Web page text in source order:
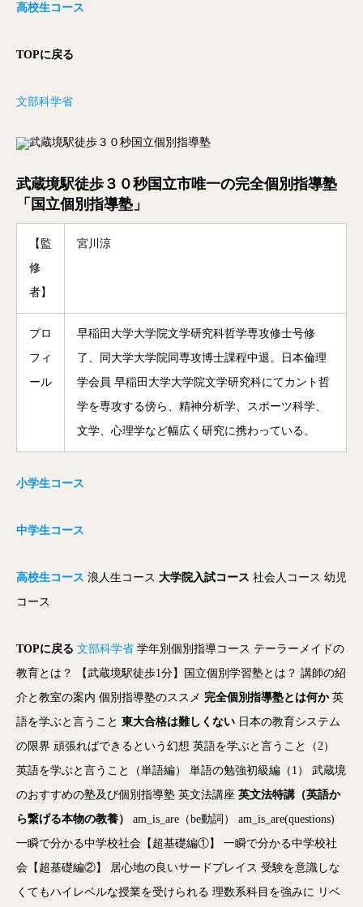
高校生コース
TOPに戻る
文部科学省
武蔵境駅徒歩３０秒国立市唯一の完全個別指導塾
「国立個別指導塾」
【監
修
者】
宮川涼
プロ
フィ
ール
早稲田大学大学院文学研究科哲学専攻修士号修
了、同大学大学院同専攻博士課程中退。日本倫理
学会員 早稲田大学大学院文学研究科にてカント哲
学を専攻する傍ら、精神分析学、スポーツ科学、
文学、心理学など幅広く研究に携わっている。
小学生コース
中学生コース
高校生コース 浪人生コース 大学院入試コース 社会人コース 幼児
コース
TOPに戻る 文部科学省 学年別個別指導コース テーラーメイドの
教育とは？
【武蔵境駅徒歩1分】国立個別学習塾とは？ 講師の紹
介と教室の案内 個別指導塾のススメ 完全個別指導塾とは何か 英
語を学ぶと言うこと 東大合格は難しくない 日本の教育システム
の限界 頑張ればできるという幻想 英語を学ぶと言うこと（2）
英語を学ぶと言うこと（単語編）
単語の勉強初級編（1）
武蔵境
のおすすめの塾及び個別指導塾 英文法講座 英文法特講（英語か
ら繋げる本物の教養）
am_is_are（be動詞）
am_is_are(questions)
一瞬で分かる中学校社会【超基礎編①】
一瞬で分かる中学校社
会【超基礎編②】
居心地の良いサードプレイス 受験を意識しな
くてもハイレベルな授業を受けられる 理数系科目を強みに リベ